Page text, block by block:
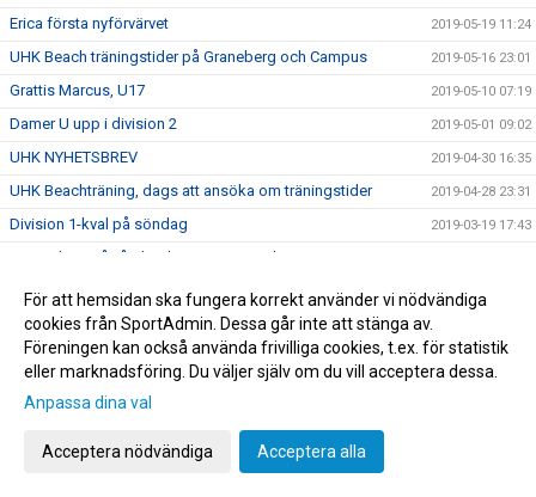
Erica första nyförvärvet 2019-05-19 11:24
UHK Beach träningstider på Graneberg och Campus 2019-05-16 23:01
Grattis Marcus, U17 2019-05-10 07:19
Damer U upp i division 2 2019-05-01 09:02
UHK NYHETSBREV 2019-04-30 16:35
UHK Beachträning, dags att ansöka om träningstider 2019-04-28 23:31
Division 1-kval på söndag 2019-03-19 17:43
Kom o heja på vårt herrlag - sista matchen
UHK sommarjobb, födda -01/-02/-03! 2019-03-04 22:39
UHK Beachläger information, veckorna klara !
Turbo - sponsor erbjudande 2019-02-28 08:02
juniorverksamhet har startat
För att hemsidan ska fungera korrekt använder vi nödvändiga
cookies från SportAdmin. Dessa går inte att stänga av.
Föreningen kan också använda frivilliga cookies, t.ex. för statistik
eller marknadsföring. Du väljer själv om du vill acceptera dessa.
Anpassa dina val
Acceptera nödvändiga Acceptera alla